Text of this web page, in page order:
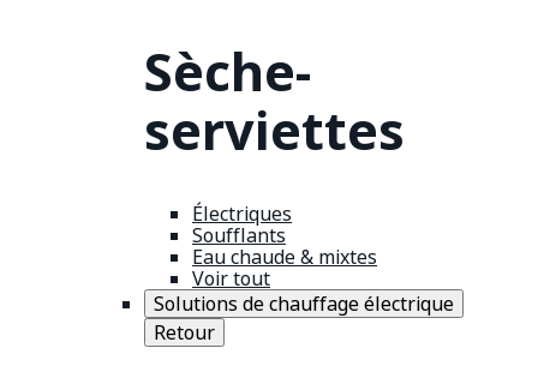
Sèche-
serviettes
Électriques
Soufflants
Eau chaude & mixtes
Voir tout
Solutions de chauffage électrique
Retour